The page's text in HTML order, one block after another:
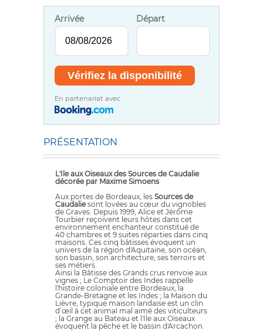
Arrivée Départ
En partenariat avec
PRÉSENTATION
L'Ile aux Oiseaux des Sources de Caudalie
décorée par Maxime Simoens
Aux portes de Bordeaux, les Sources de
Caudaliesont lovées au cœur du vignobles
de Graves. Depuis 1999, Alice et Jérôme
Tourbier reçoivent leurs hôtes dans cet
environnement enchanteur constitué de
40 chambres et 9 suites réparties dans cinq
maisons. Ces cinq bâtisses évoquent un
univers de la région d'Aquitaine, son océan,
son bassin, son architecture, ses terroirs et
ses métiers.
Ainsi la Bâtisse des Grands crus renvoie aux
vignes ; Le Comptoir des Indes rappelle
l'histoire coloniale entre Bordeaux, la
Grande-Bretagne et les Indes ; la Maison du
Lièvre, typique maison landaise est un clin
d’œil à cet animal mal aimé des viticulteurs
; la Grange au Bateau et l'Ile aux Oiseaux
évoquent la pêche et le bassin d'Arcachon.